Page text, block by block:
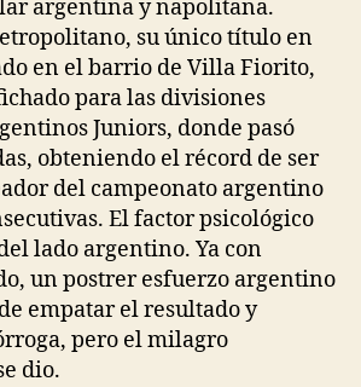
argentina y napolitana.
su único título en
en el barrio de Villa Fiorito,
para las divisiones
Juniors, donde pasó
obteniendo el récord de ser
del campeonato argentino
El factor psicológico
lado argentino. Ya con
un postrer esfuerzo argentino
empatar el resultado y
pero el milagro
dio.